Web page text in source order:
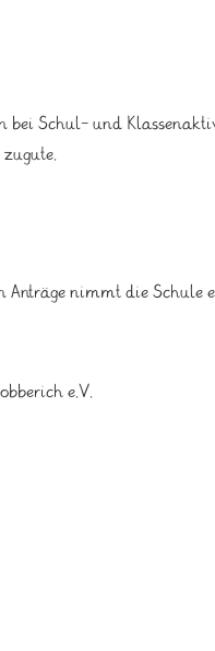
Schul- und
nimmt die Schule
e.V.